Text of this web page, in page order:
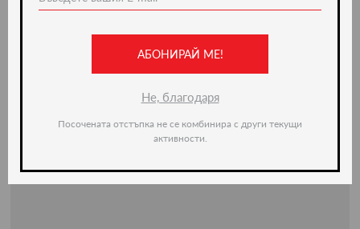
АБОНИРАЙ МЕ!
Не, благодаря
Посочената отстъпка не се комбинира с други текущи
активности.